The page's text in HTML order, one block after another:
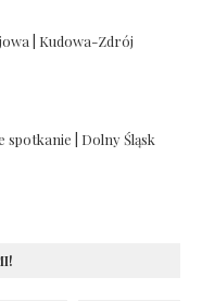
| Kudowa-Zdrój
spotkanie | Dolny Śląsk